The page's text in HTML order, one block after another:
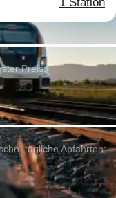
Preis:
tägliche Abfahrten: